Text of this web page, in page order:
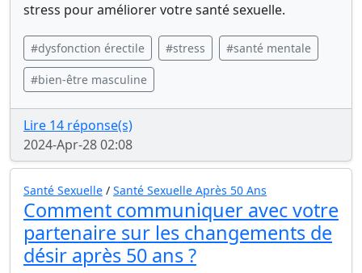
stress pour améliorer votre santé sexuelle.
#dysfonction érectile #stress #santé mentale
#bien-être masculine
Lire 14 réponse(s)
2024-Apr-28 02:08
Santé Sexuelle / Santé Sexuelle Après 50 Ans
Comment communiquer avec votre
partenaire sur les changements de
désir après 50 ans ?